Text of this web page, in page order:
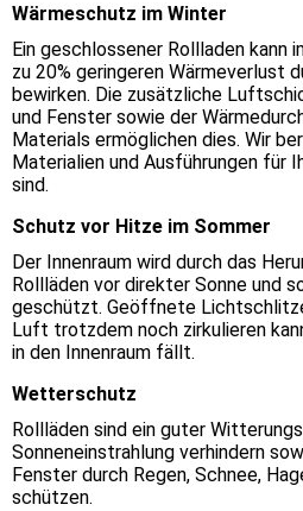
Wärmeschutz im Winter
Ein geschlossener Rollladen kann
zu 20% geringeren Wärmeverlust
bewirken. Die zusätzliche
und Fenster sowie der
Materials ermöglichen dies. Wir
Materialien und Ausführungen für
sind.
Schutz vor Hitze im Sommer
Der Innenraum wird durch das
Rollläden vor direkter Sonne und
geschützt. Geöffnete
Luft trotzdem noch zirkulieren
in den Innenraum fällt.
Wetterschutz
Rollläden sind ein guter
Sonneneinstrahlung verhindern
Fenster durch Regen, Schnee,
schützen.